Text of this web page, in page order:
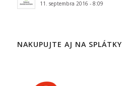
11. septembra 2016 - 8:09
NAKUPUJTE AJ NA SPLÁTKY